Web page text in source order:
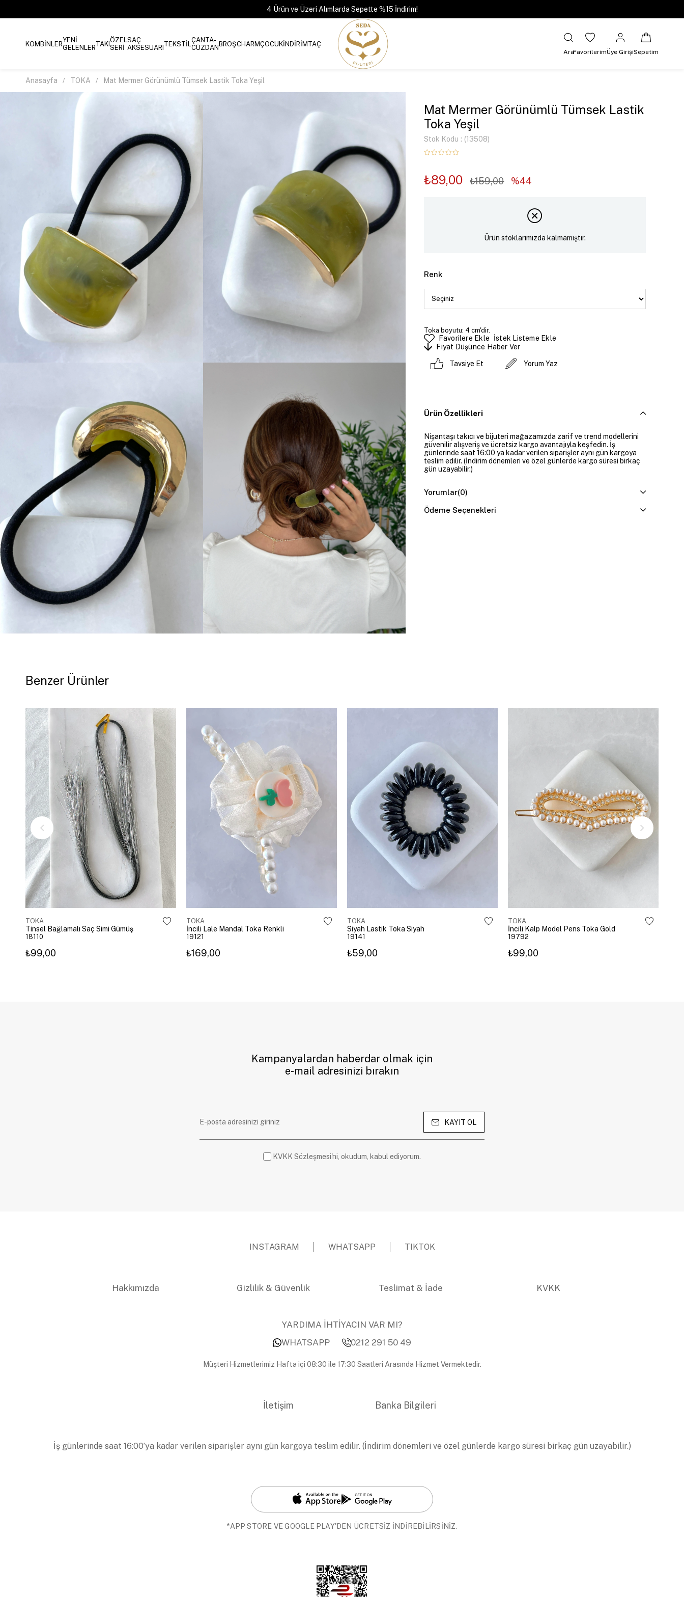
4 Ürün ve Üzeri Alımlarda Sepette %15 İndirim!
KOMBİNLERYENİ
GELENLERTAKIÖZEL
SERİ
SAÇ
AKSESUARI TEKSTİLÇANTA-
CÜZDANBROŞCHARMÇOCUKİNDİRİMTAÇ
AraFavorilerimÜye GirişiSepetim
Anasayfa TOKA Mat Mermer Görünümlü Tümsek Lastik Toka Yeşil
Mat Mermer Görünümlü Tümsek Lastik
Toka Yeşil
Stok Kodu (13508)
₺159,00
₺89,00 44
Ürün stoklarımızda kalmamıştır.
Renk
Toka boyutu: 4 cm'dir.
Favorilere Ekle
İstek Listeme Ekle
Fiyat Düşünce Haber Ver
Tavsiye Et Yorum Yaz
Ürün Özellikleri
Nişantaşı takıcı ve bijuteri mağazamızda zarif ve trend modellerini
güvenilir alışveriş ve ücretsiz kargo avantajıyla keşfedin. İş
günlerinde saat 16:00 ya kadar verilen siparişler aynı gün kargoya
teslim edilir. (İndirim dönemleri ve özel günlerde kargo süresi birkaç
gün uzayabilir.)
Yorumlar(0)
Ödeme Seçenekleri
Benzer Ürünler
TOKA
Tinsel Bağlamalı Saç Simi Gümüş
18110
₺99,00
TOKA
İncili Lale Mandal Toka Renkli
19121
₺169,00
TOKA
Siyah Lastik Toka Siyah
19141
₺59,00
TOKA
İncili Kalp Model Pens Toka Gold
19792
₺99,00
Kampanyalardan haberdar olmak için
e-mail adresinizi bırakın
KAYIT OL
KVKK Sözleşmesi'ni, okudum, kabul ediyorum.
INSTAGRAM WHATSAPP TIKTOK
Hakkımızda Gizlilik & Güvenlik Teslimat & İade KVKK
YARDIMA İHTİYACIN VAR MI?
WHATSAPP
0212 291 50 49
Müşteri Hizmetlerimiz Hafta içi 08:30 ile 17:30 Saatleri Arasında Hizmet Vermektedir.
İletişim Banka Bilgileri
İş günlerinde saat 16:00’ya kadar verilen siparişler aynı gün kargoya teslim edilir. (İndirim dönemleri ve özel günlerde kargo süresi birkaç gün uzayabilir.)
*APP STORE VE GOOGLE PLAY'DEN ÜCRETSİZ İNDİREBİLİRSİNİZ.